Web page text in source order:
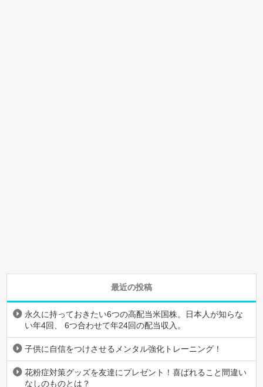
最近の投稿
永久に持っておきたい6つの高配当米国株。日本人が知らな
い年4回、 6つ合わせて年24回の配当収入。
子供に自信をつけさせるメンタル強化トレーニング！
花粉症対策グッズを友達にプレゼント！喜ばれること間違い
なしのものとは？